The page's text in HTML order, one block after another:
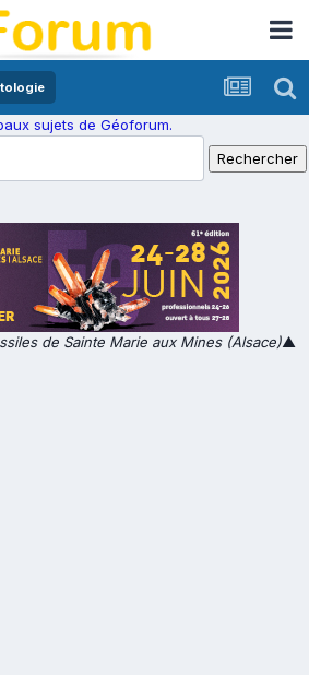
sujets de Géoforum.
de Sainte Marie aux Mines (Alsace)▲